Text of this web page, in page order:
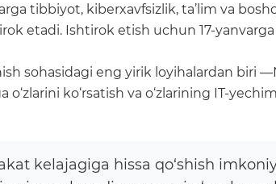
tibbiyot, kiberxavfsizlik, ta’lim va
etadi. Ishtirok etish uchun 17-
sohasidagi eng yirik loyihalardan biri
ko‘rsatish va o‘zlarining IT-
kelajagiga hissa qo‘shish